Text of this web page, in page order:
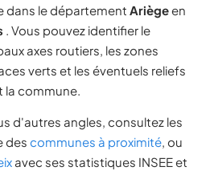
dans le département Ariègeen
. Vous pouvez identifier le
axes routiers, les zones
verts et les éventuels reliefs
la commune.
d'autres angles, consultez les
des communes à proximité, ou
avec ses statistiques INSEE et